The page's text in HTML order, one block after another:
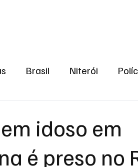
Brasil Niterói
Economia Zona Norte
idoso em
é preso no